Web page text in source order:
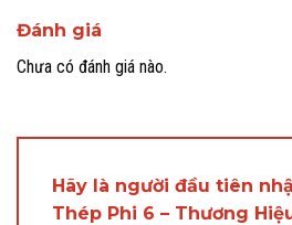
Đánh giá
Chưa có đánh giá nào.
Hãy là người đầu tiên
Thép Phi 6 – Thương